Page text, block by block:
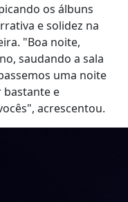
os álbuns
e solidez na
"Boa noite,
saudando a sala
uma noite
bastante e
acrescentou.